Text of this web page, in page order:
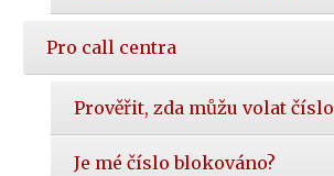
Pro call centra
Prověřit, zda můžu volat číslo
Je mé číslo blokováno?